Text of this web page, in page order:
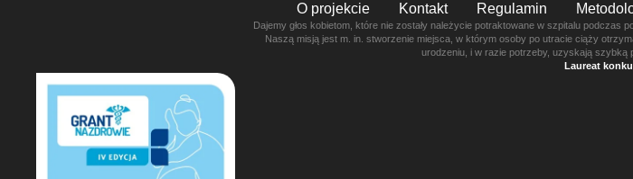
O projekcie Kontakt Regulamin
Dajemy głos kobietom, które nie zostały należycie potraktowane w szpitalu podczas
Naszą misją jest m. in. stworzenie miejsca, w którym osoby po utracie ciąży
urodzeniu, i w razie potrzeby, uzyskają szybką
Laureat